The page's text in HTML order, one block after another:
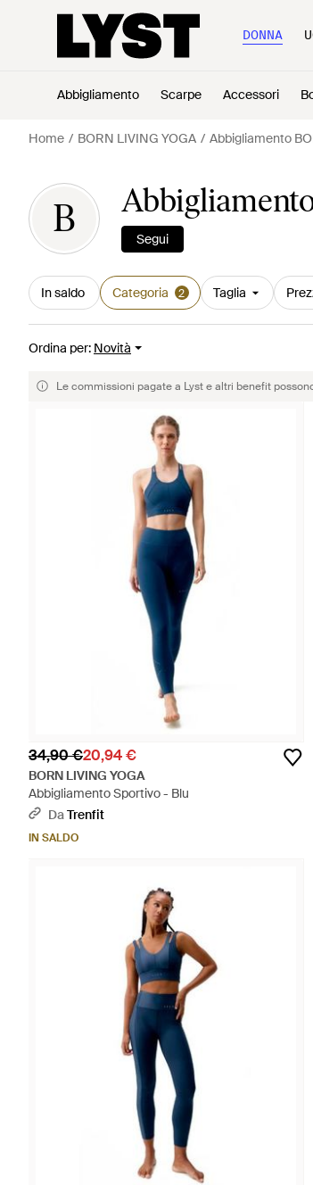
DONNA
Abbigliamento Scarpe Accessori
Home BORN LIVING YOGA Abbigliamento
B Segui
In saldo Categoria 2 Taglia
Ordina per: Novità
Le commissioni pagate a Lyst e altri benefit
34,90 €20,94 €
BORN LIVING YOGA
Abbigliamento Sportivo - Blu
DaTrenfit
IN SALDO